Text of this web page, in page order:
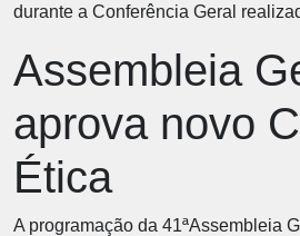
durante a Conferência Geral
Assembleia
aprova novo
Ética
A programação da 41ªAssembleia